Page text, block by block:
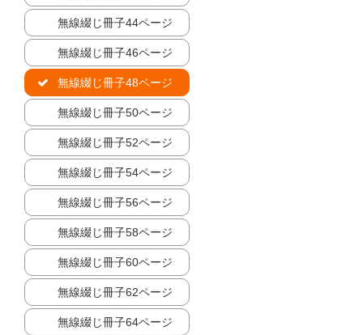
無線綴じ冊子44ページ
無線綴じ冊子46ページ
無線綴じ冊子48ページ
無線綴じ冊子50ページ
無線綴じ冊子52ページ
無線綴じ冊子54ページ
無線綴じ冊子56ページ
無線綴じ冊子58ページ
無線綴じ冊子60ページ
無線綴じ冊子62ページ
無線綴じ冊子64ページ